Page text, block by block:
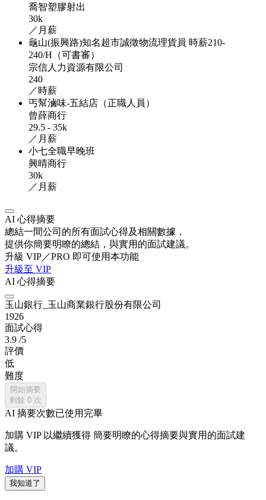
喬智塑膠射出
30k
／月薪
龜山(振興路)知名超市誠徵物流理貨員 時薪210-
240/H（可書審）
宗信人力資源有限公司
240
／時薪
丐幫滷味-五結店（正職人員）
曾薛商行
29.5 - 35k
／月薪
小七全職早晚班
興晴商行
30k
／月薪
AI 心得摘要
總結一間公司的所有面試心得及相關數據，
提供你簡要明瞭的總結，與實用的面試建議。
升級 VIP／PRO 即可使用本功能
升級至 VIP
AI 心得摘要
玉山銀行_玉山商業銀行股份有限公司
1926
面試心得
3.9 /5
評價
低
難度
開始摘要
剩餘 0 次
AI 摘要次數已使用完畢
加購 VIP 以繼續獲得 簡要明瞭的心得摘要與實用的面試建
議。
加購 VIP
我知道了